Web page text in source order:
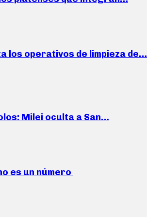
los operativos de limpieza de…
Milei oculta a San…
es un número